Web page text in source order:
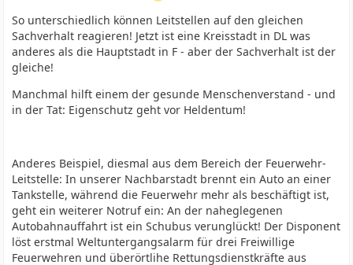
So unterschiedlich können Leitstellen auf den gleichen
Sachverhalt reagieren! Jetzt ist eine Kreisstadt in DL was
anderes als die Hauptstadt in F - aber der Sachverhalt ist der
gleiche!
Manchmal hilft einem der gesunde Menschenverstand - und
in der Tat: Eigenschutz geht vor Heldentum!
Anderes Beispiel, diesmal aus dem Bereich der Feuerwehr-
Leitstelle: In unserer Nachbarstadt brennt ein Auto an einer
Tankstelle, während die Feuerwehr mehr als beschäftigt ist,
geht ein weiterer Notruf ein: An der naheglegenen
Autobahnauffahrt ist ein Schubus verunglückt! Der Disponent
löst erstmal Weltuntergangsalarm für drei Freiwillige
Feuerwehren und überörtlihe Rettungsdienstkräfte aus